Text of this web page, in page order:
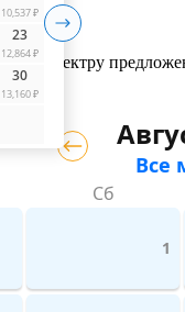
10,537 ₽
23
12,864 ₽
30
13,160 ₽
спектру
Все
Сб
1